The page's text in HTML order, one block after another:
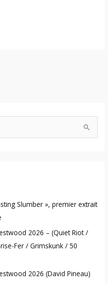
Slumber », premier extrait
2026 – (Quiet Riot /
Fer / Grimskunk / 50
2026 (David Pineau)